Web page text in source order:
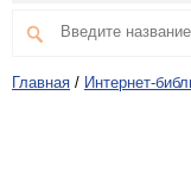
Главная / Интернет-